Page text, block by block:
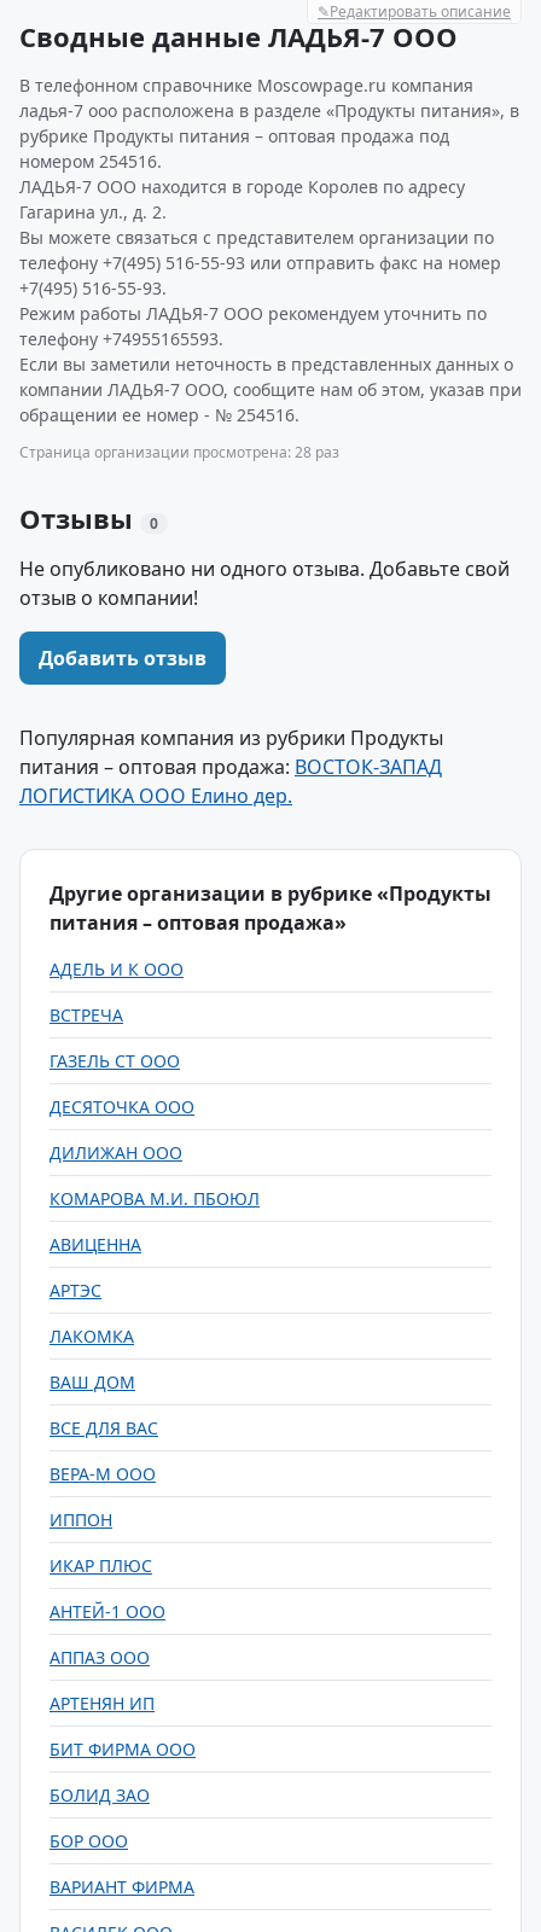
✎Редактировать описание
Сводные данные ЛАДЬЯ-7 ООО
В телефонном справочнике Moscowpage.ru компания
ладья-7 ооо расположена в разделе «Продукты питания», в
рубрике Продукты питания – оптовая продажа под
номером 254516.
ЛАДЬЯ-7 ООО находится в городе Королев по адресу
Гагарина ул., д. 2.
Вы можете связаться с представителем организации по
телефону +7(495) 516-55-93 или отправить факс на номер
+7(495) 516-55-93.
Режим работы ЛАДЬЯ-7 ООО рекомендуем уточнить по
телефону +74955165593.
Если вы заметили неточность в представленных данных о
компании ЛАДЬЯ-7 ООО, сообщите нам об этом, указав при
обращении ее номер - № 254516.
Страница организации просмотрена: 28 раз
Отзывы 0
Не опубликовано ни одного отзыва. Добавьте свой
отзыв о компании!
Добавить отзыв
Популярная компания из рубрики Продукты
питания – оптовая продажа: ВОСТОК-ЗАПАД
ЛОГИСТИКА ООО Елино дер.
Другие организации в рубрике «Продукты
питания – оптовая продажа»
АДЕЛЬ И К ООО
ВСТРЕЧА
ГАЗЕЛЬ СТ ООО
ДЕСЯТОЧКА ООО
ДИЛИЖАН ООО
КОМАРОВА М.И. ПБОЮЛ
АВИЦЕННА
АРТЭС
ЛАКОМКА
ВАШ ДОМ
ВСЕ ДЛЯ ВАС
ВЕРА-М ООО
ИППОН
ИКАР ПЛЮС
АНТЕЙ-1 ООО
АППАЗ ООО
АРТЕНЯН ИП
БИТ ФИРМА ООО
БОЛИД ЗАО
БОР ООО
ВАРИАНТ ФИРМА